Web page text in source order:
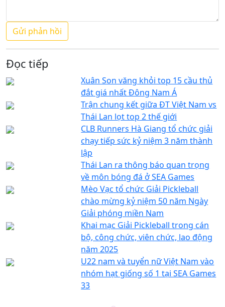
Đọc tiếp
Xuân Son văng khỏi top 15 cầu thủ
đắt giá nhất Đông Nam Á
Trận chung kết giữa ĐT Việt Nam vs
Thái Lan lọt top 2 thế giới
CLB Runners Hà Giang tổ chức giải
chạy tiếp sức kỷ niệm 3 năm thành
lập
Thái Lan ra thông báo quan trọng
về môn bóng đá ở SEA Games
Mèo Vạc tổ chức Giải Pickleball
chào mừng kỷ niệm 50 năm Ngày
Giải phóng miền Nam
Khai mạc Giải Pickleball trong cán
bộ, công chức, viên chức, lao động
năm 2025
U22 nam và tuyển nữ Việt Nam vào
nhóm hạt giống số 1 tại SEA Games
33